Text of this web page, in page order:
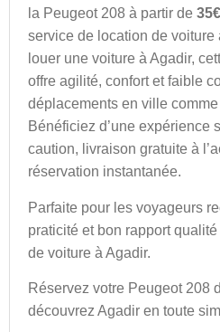
la Peugeot 208 à partir de
service de location de voiture
louer une voiture à Agadir,
offre agilité, confort et faible
déplacements en ville
Bénéficiez d’une expérience
caution, livraison gratuite à
réservation instantanée.
Parfaite pour les voyageurs
praticité et bon rapport
de voiture à Agadir.
Réservez votre Peugeot 208
découvrez Agadir en toute